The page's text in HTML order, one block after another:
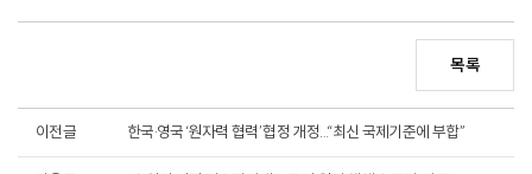
목록
이전글 한국·영국 ‘원자력 협력’ 협정 개정…“최신 국제기준에 부합”